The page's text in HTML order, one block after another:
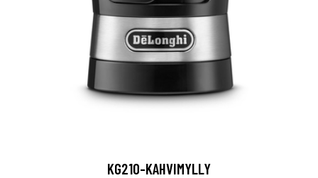
KG210-KAHVIMYLLY